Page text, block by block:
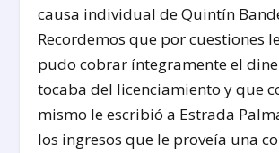
causa individual de Quintín
Recordemos que por cuestiones
pudo cobrar íntegramente el
tocaba del licenciamiento y que
mismo le escribió a Estrada
los ingresos que le proveía una